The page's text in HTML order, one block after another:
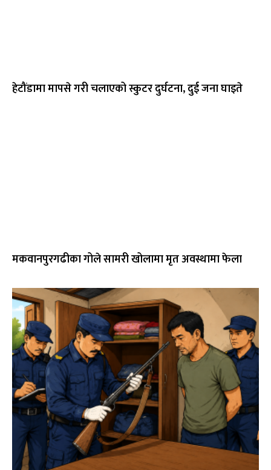
हेटौंडामा मापसे गरी चलाएको स्कुटर दुर्घटना, दुई जना घाइते
मकवानपुरगढीका गोले सामरी खोलामा मृत अवस्थामा फेला